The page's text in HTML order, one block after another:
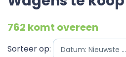
762 komt overeen
Sorteer op: Datum: Nieuwste eerst